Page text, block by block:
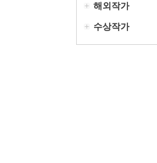
해외작가
수상작가